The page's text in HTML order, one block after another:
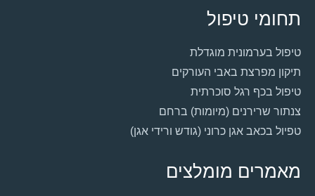
תחומי טיפול
טיפול בערמונית מוגדלת
תיקון מפרצת באבי העורקים
טיפול בכף רגל סוכרתית
צנתור שרירנים (מיומות) ברחם
טפיול בכאב אגן כרוני (גודש ורידי אגן)
מאמרים מומלצים